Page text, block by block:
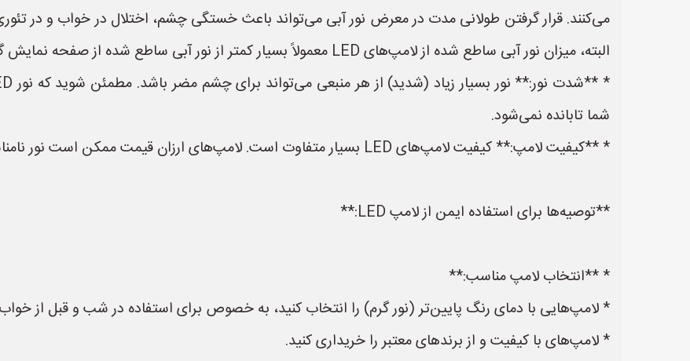
می‌کنند. قرار گرفتن طولانی مدت در معرض نور آبی می‌تواند باعث خستگی چشم، اختلال در خواب و در
البته، میزان نور آبی ساطع شده از لامپ‌های LED معمولاً بسیار کمتر از نور آبی ساطع شده از صفحه نمایش گوشی‌های هوشمند و تبلت‌ها است.
شما تابانده نمی‌شود.
* **کیفیت لامپ:** کیفیت لامپ‌های LED بسیار متفاوت است. لامپ‌های ارزان قیمت ممکن است نور نامناسبی تولید کنند و باعث خستگی چشم شوند.
**توصیه‌ها برای استفاده ایمن از لامپ LED:**
* **انتخاب لامپ مناسب:**
* لامپ‌هایی با دمای رنگ پایین‌تر (نور گرم) را انتخاب کنید، به خصوص برای استفاده در شب و قبل از
* لامپ‌های با کیفیت و از برندهای معتبر را خریداری کنید.